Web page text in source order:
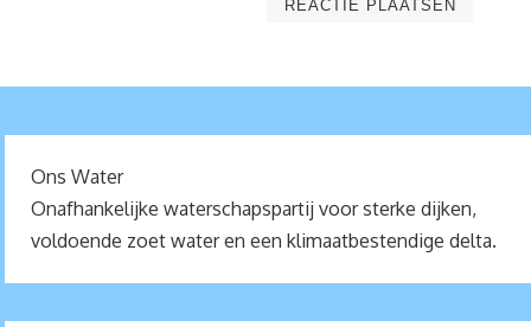
Ons Water
Onafhankelijke waterschapspartij voor sterke dijken,
voldoende zoet water en een klimaatbestendige delta.